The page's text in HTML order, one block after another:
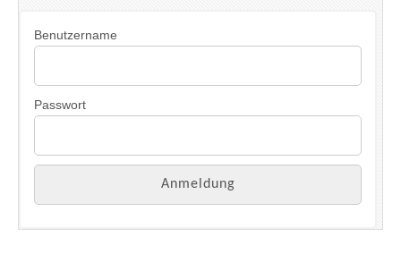
Benutzername
Passwort